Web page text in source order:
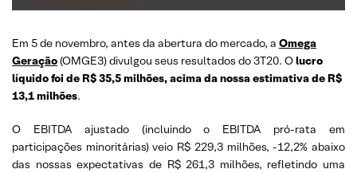
Em 5 de novembro, antes da abertura do mercado, a Omega
Geração(OMGE3) divulgou seus resultados do 3T20. Olucro
líquido foi de R$ 35,5 milhões, acima da nossa estimativa de R$
13,1 milhões.
O EBITDA ajustado (incluindo o EBITDA pró-rata em
participações minoritárias) veio R$ 229,3 milhões, -12,2% abaixo
das nossas expectativas de R$ 261,3 milhões, refletindo uma